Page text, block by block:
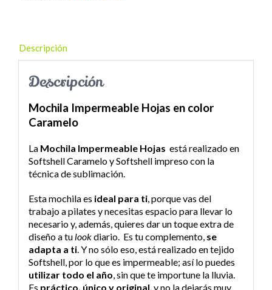
Descripción
Descripción
Mochila Impermeable Hojas en color
Caramelo
La Mochila Impermeable Hojas está realizado en
Softshell Caramelo y Softshell impreso con la
técnica de sublimación.
Esta mochila es ideal para ti, porque vas del
trabajo a pilates y necesitas espacio para llevar lo
necesario y, además, quieres dar un toque extra de
diseño a tulookdiario. Es tu complemento, se
adapta a ti. Y no sólo eso, está realizado en tejido
Softshell, por lo que es impermeable; así lo puedes
utilizar todo el año, sin que te importune la lluvia.
Es práctico, único y original, y no la dejarás muy